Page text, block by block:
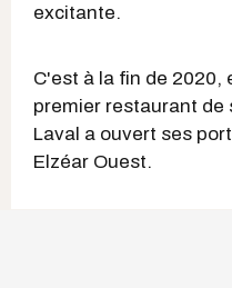
excitante.
C'est à la fin de 2020,
premier restaurant
Laval a ouvert ses
Elzéar Ouest.